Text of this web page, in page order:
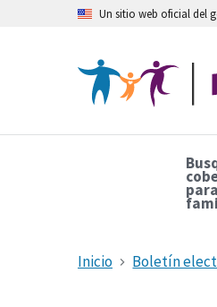
Un sitio web oficial del
Inicio Boletín